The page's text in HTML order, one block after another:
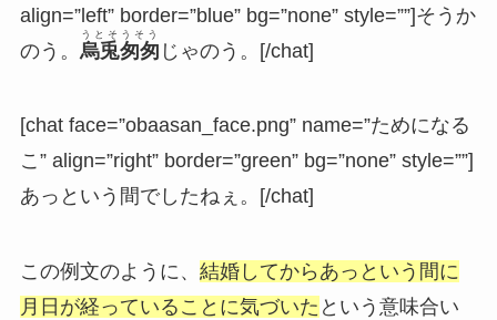
align=”left” border=”blue” bg=”none” style=””]そうか
のう。 烏兎匆匆
うとそうそう
じゃのう。[/chat]
[chat face=”obaasan_face.png” name=”ためになる
こ” align=”right” border=”green” bg=”none” style=””]
あっという間でしたねぇ。[/chat]
この例文のように、 結婚してからあっという間に
月日が経っていることに気づいた という意味合い